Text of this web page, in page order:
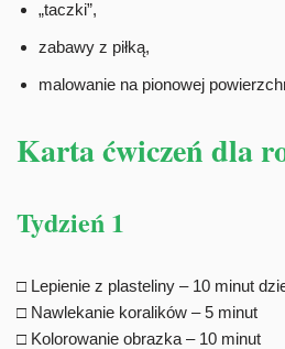
„taczki”,
zabawy z piłką,
malowanie na pionowej
Karta ćwiczeń dla
Tydzień 1
□ Lepienie z plasteliny – 10 minut
□ Nawlekanie koralików – 5 minut
□ Kolorowanie obrazka – 10 minut